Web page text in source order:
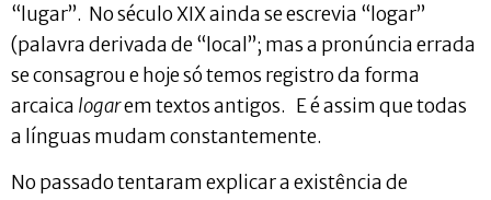
“lugar”. No século XIX ainda se escrevia “logar”
(palavra derivada de “local”; mas a pronúncia errada
se consagrou e hoje só temos registro da forma
arcaica logarem textos antigos. E é assim que todas
a línguas mudam constantemente.
No passado tentaram explicar a existência de